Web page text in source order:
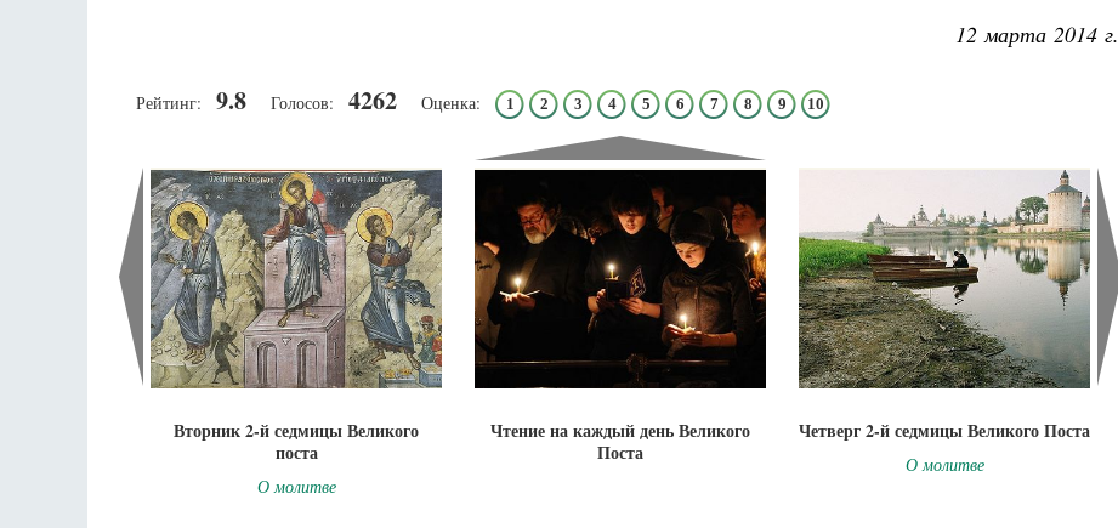
12 марта 2014 г.
Рейтинг: 9.8 Голосов: 4262 Оценка: 1 2 3 4 5 6 7 8 9 10
Вторник 2-й седмицы Великого
поста
О молитве
Чтение на каждый день Великого
Поста
Четверг 2-й седмицы Великого Поста
О молитве